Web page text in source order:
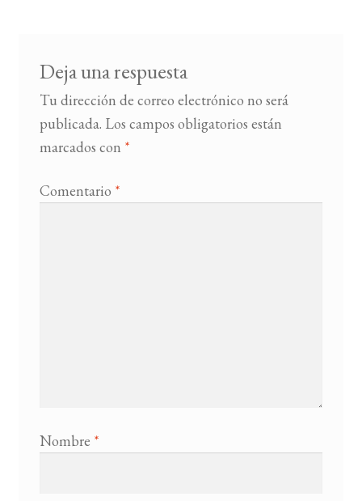
LISTA DE LIBROS
Deja una respuesta
Tu dirección de correo electrónico no será
publicada. Los campos obligatorios están
marcados con *
Comentario *
Nombre *